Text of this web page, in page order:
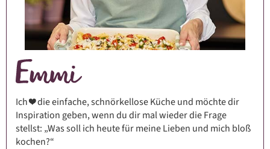
Ich ❤️ die einfache, schnörkellose Küche und möchte dir
Inspiration geben, wenn du dir mal wieder die Frage
stellst: „Was soll ich heute für meine Lieben und mich bloß
kochen?“